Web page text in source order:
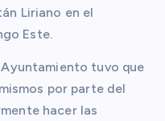
Liriano en el
Este.
tuvo que
por parte del
hacer las